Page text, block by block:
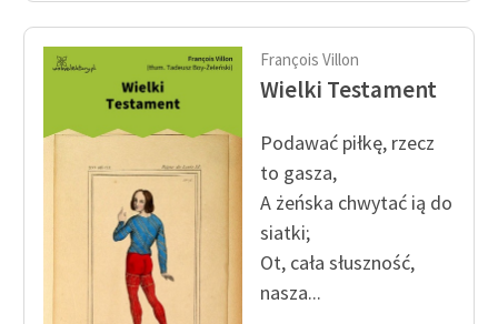
François Villon
Wielki Testament
Podawać piłkę, rzecz
to gasza,
A żeńska chwytać ią do
siatki;
Ot, cała słuszność,
nasza...